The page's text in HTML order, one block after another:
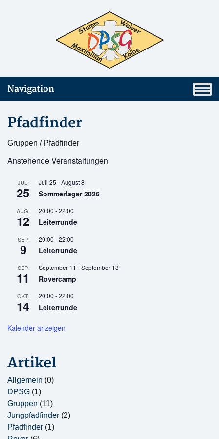
Navigation
Pfadfinder
Gruppen / Pfadfinder
Anstehende Veranstaltungen
JULI
25
Juli 25 -August 8
Sommerlager 2026
AUG.
12
20:00 -22:00
Leiterrunde
SEP.
9
20:00 -22:00
Leiterrunde
SEP.
11
September 11 -September 13
Rovercamp
OKT.
14
20:00 -22:00
Leiterrunde
Kalender anzeigen
Artikel
Allgemein (0)
DPSG (1)
Gruppen (11)
Jungpfadfinder (2)
Pfadfinder (1)